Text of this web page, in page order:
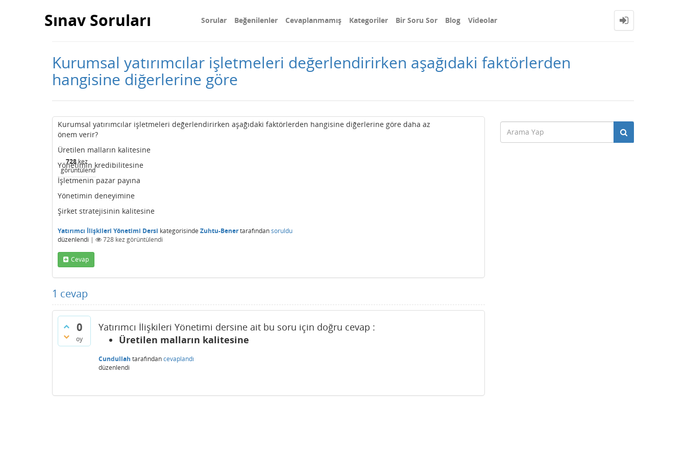
Sınav Soruları Sorular Beğenilenler Cevaplanmamış Kategoriler Bir Soru Sor Blog Videolar
Kurumsal yatırımcılar işletmeleri değerlendirirken aşağıdaki faktörlerden
hangisine diğerlerine göre
728kez
görüntülendi
Kurumsal yatırımcılar işletmeleri değerlendirirken aşağıdaki faktörlerden hangisine diğerlerine göre daha az
önem verir?
Üretilen malların kalitesine
Yönetimin kredibilitesine
İşletmenin pazar payına
Yönetimin deneyimine
Şirket stratejisinin kalitesine
Yatırımcı İlişkileri Yönetimi Dersi kategorisinde Zuhtu-Benertarafındansoruldu
düzenlendi | 728 kez görüntülendi
Cevap
1 cevap
0
oy
Yatırımcı İlişkileri Yönetimi dersine ait bu soru için doğru cevap :
Üretilen malların kalitesine
Cundullah tarafındancevaplandı
düzenlendi